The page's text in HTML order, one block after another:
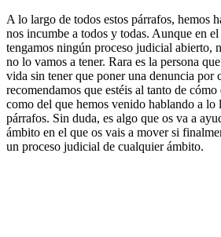
A lo largo de todos estos párrafos, hemos
nos incumbe a todos y todas. Aunque en
tengamos ningún proceso judicial abierto,
no lo vamos a tener. Rara es la persona
vida sin tener que poner una denuncia por
recomendamos que estéis al tanto de
como del que hemos venido hablando a lo
párrafos. Sin duda, es algo que os va a
ámbito en el que os vais a mover si
un proceso judicial de cualquier ámbito.